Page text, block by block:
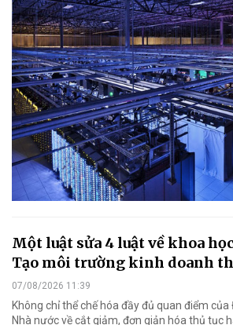
Một luật sửa 4 luật về khoa
Tạo môi trường kinh doanh
07/08/2026 11:39
Không chỉ thể chế hóa đầy đủ quan điểm
Nhà nước về cắt giảm, đơn giản hóa thủ tục